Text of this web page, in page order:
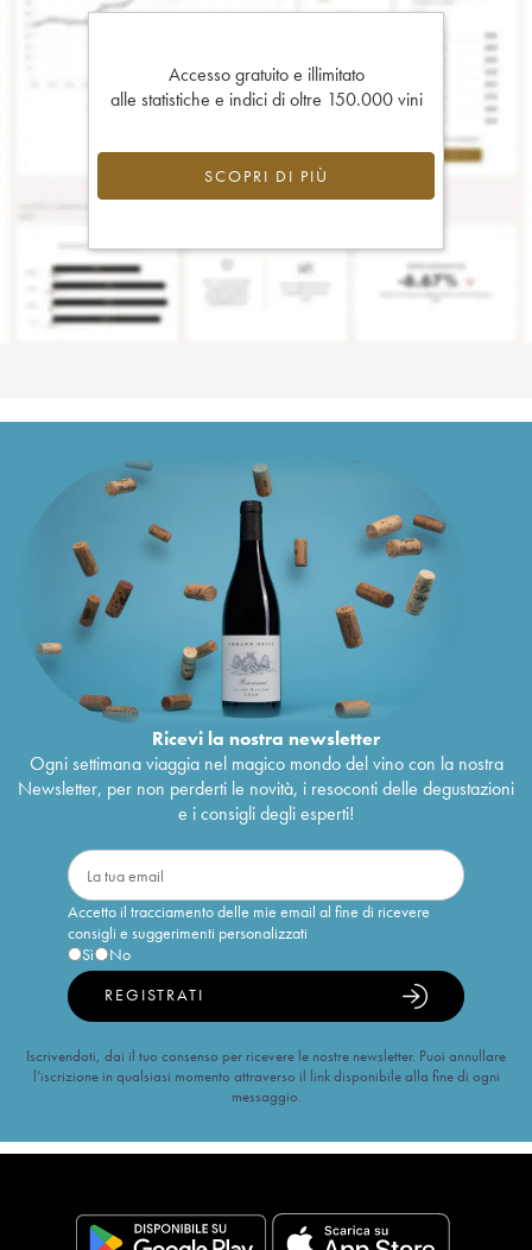
Accesso gratuito e illimitato
alle statistiche e indici di oltre 150.000 vini
SCOPRI DI PIÙ
Ricevi la nostra newsletter
Ogni settimana viaggia nel magico mondo del vino con la nostra
Newsletter, per non perderti le novità, i resoconti delle degustazioni
e i consigli degli esperti!
Accetto il tracciamento delle mie email al fine di ricevere
consigli e suggerimenti personalizzati
Sì
No
REGISTRATI
Iscrivendoti, dai il tuo consenso per ricevere le nostre newsletter. Puoi annullare
l’iscrizione in qualsiasi momento attraverso il link disponibile alla fine di ogni
messaggio.